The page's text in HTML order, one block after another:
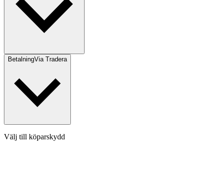
BetalningVia Tradera
Välj till köparskydd